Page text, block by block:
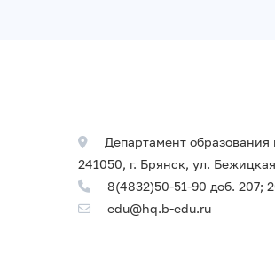
Департамент
241050, г. Брянск, ул.
8(4832)50-51-90 доб. 207;
edu@hq.b-edu.ru